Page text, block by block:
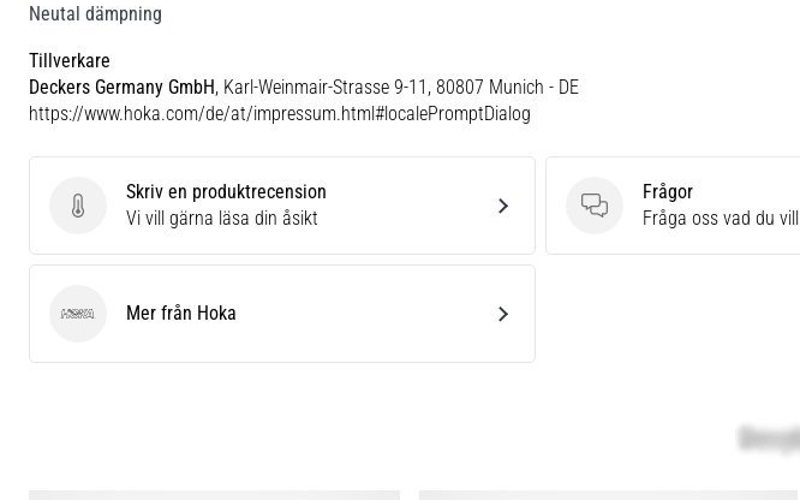
Neutal dämpning
Tillverkare
Deckers Germany GmbH, Karl-Weinmair-Strasse 9-11, 80807 Munich - DE
https://www.hoka.com/de/at/impressum.html#localePromptDialog
Skriv en produktrecension
Skriv en produktrecension
Vi vill gärna läsa din åsikt
Frågor
Frågor
Fråga oss vad du vill
Hoka Mer från Hoka